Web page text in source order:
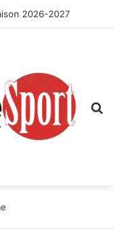
2026-2027